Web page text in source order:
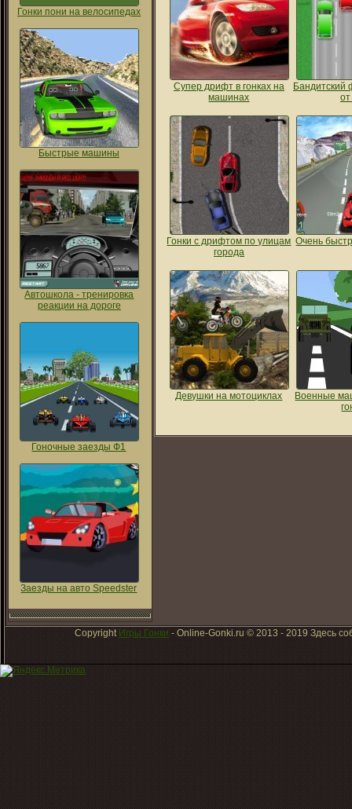
Гонки пони на велосипедах
Быстрые машины
Автошкола - тренировка
реакции на дороге
Гоночные заезды Ф1
Заезды на авто Speedster
Супер дрифт в гонках на
машинах
Бандитский
Гонки с дрифтом по улицам
города
Очень
Девушки на мотоциклах
Военные
CopyrightИгры Гонки- Online-Gonki.ru © 2013 - 2019 Здесь